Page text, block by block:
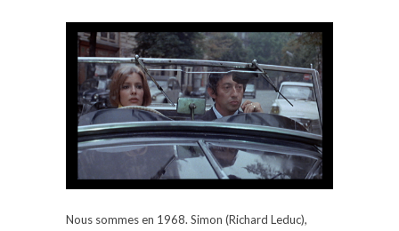
Nous sommes en 1968. Simon (Richard Leduc),